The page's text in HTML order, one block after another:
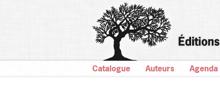
Catalogue Auteurs Agenda